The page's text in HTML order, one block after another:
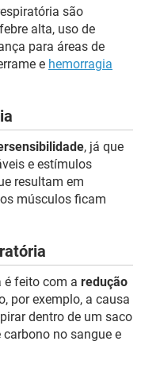
são
alta, uso de
para áreas de
e hemorragia
, já que
e estímulos
resultam em
músculos ficam
é feito com a redução
por exemplo, a causa
dentro de um saco
no sangue e